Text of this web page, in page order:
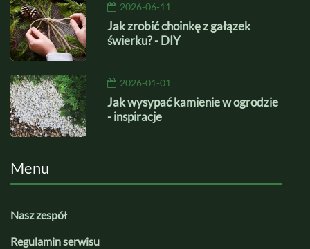
2026-06-11
Jak zrobić choinkę z gałązek
świerku? - DIY
2026-01-01
Jak wysypać kamienie w ogrodzie
- inspiracje
Menu
Nasz zespół
Regulamin serwisu